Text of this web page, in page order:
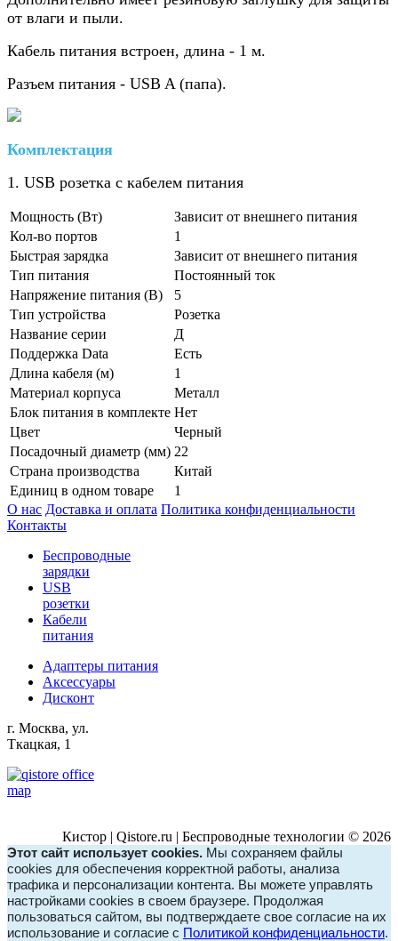
от влаги и пыли.
Кабель питания встроен, длина - 1 м.
Разъем питания - USB A (папа).
Комплектация
1. USB розетка с кабелем питания
Мощность (Вт)
Зависит от внешнего питания
Кол-во портов
1
Быстрая зарядка
Зависит от внешнего питания
Тип питания
Постоянный ток
Напряжение питания (В)
5
Тип устройства
Розетка
Название серии
Д
Поддержка Data
Есть
Длина кабеля (м)
1
Материал корпуса
Металл
Блок питания в комплекте Нет
Цвет
Черный
Посадочный диаметр (мм) 22
Страна производства
Китай
Единиц в одном товаре
1
О нас Доставка и оплата Политика конфиденциальности
Контакты
Беспроводные
зарядки
USB
розетки
Кабели
питания
Адаптеры питания
Аксессуары
Дисконт
г. Москва, ул.
Ткацкая, 1
Кистор | Qistore.ru | Беспроводные технологии © 2026
Этот сайт использует cookies. Мы сохраняем файлы
cookies для обеспечения корректной работы, анализа
трафика и персонализации контента. Вы можете управлять
настройками cookies в своем браузере. Продолжая
пользоваться сайтом, вы подтверждаете свое согласие на их
использование и согласие с Политикой конфиденциальности.